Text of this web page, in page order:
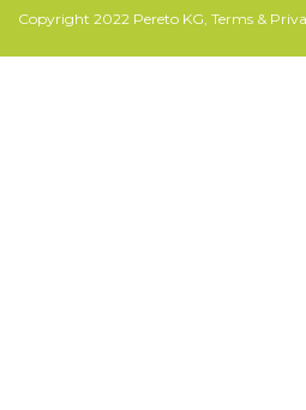
Copyright 2022 Pereto KG, Terms &